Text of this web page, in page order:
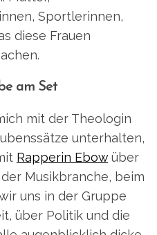
Sportlerinnen,
diese Frauen
am Set
mit der Theologin
unterhalten,
Rapperin Ebowüber
Musikbranche, beim
uns in der Gruppe
über Politik und die